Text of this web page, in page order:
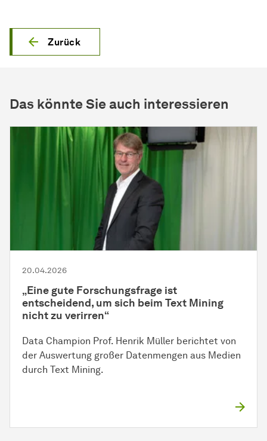
Zurück
Das könnte Sie auch interessieren
20.04.2026
„Eine gute Forschungsfrage ist
entscheidend, um sich beim Text Mining
nicht zu verirren“
Data Champion Prof. Henrik Müller berichtet von
der Auswertung großer Datenmengen aus Medien
durch Text Mining.